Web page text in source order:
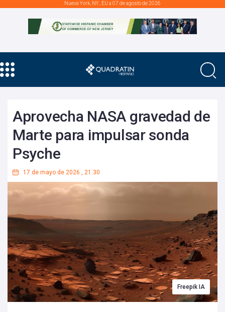
Nueva York, NY., EU a 07 de agosto de 2026
Aprovecha NASA gravedad de
Marte para impulsar sonda
Psyche
17 de mayo de 2026 , 21:30
Freepik IA